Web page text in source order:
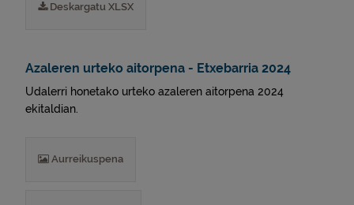
Deskargatu XLSX
Azaleren urteko aitorpena - Etxebarria 2024
Udalerri honetako urteko azaleren aitorpena 2024
ekitaldian.
Aurreikuspena